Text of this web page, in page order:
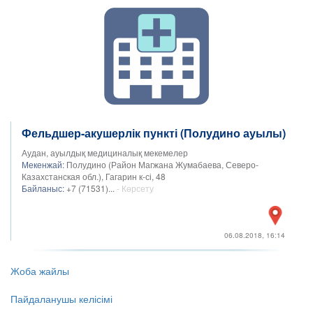
Фельдшер-акушерлік пункті (Полудино ауылы)
Аудан, ауылдық медициналық мекемелер
Мекенжай: Полудино (Район Магжана Жумабаева, Северо-
Казахстанская обл.), Гагарин к-сі, 48
Байланыс: +7 (71531)... - Көрсету
06.08.2018, 16:14
Жоба жайлы
Пайдаланушы келісімі